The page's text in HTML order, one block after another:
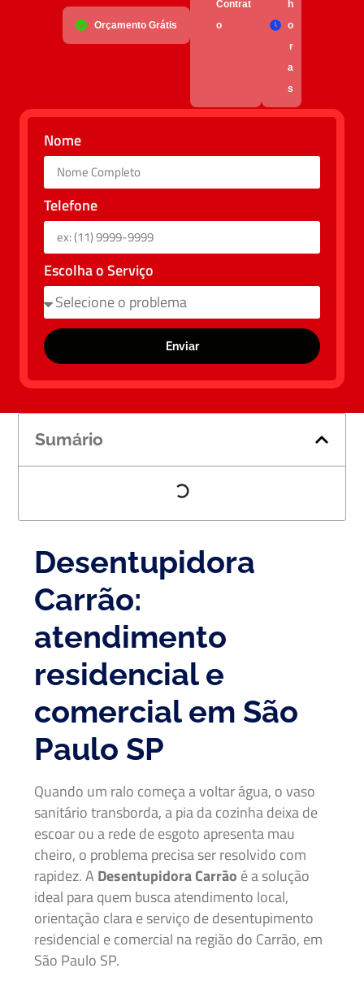
Orçamento Grátis
Contrat
o
h
o
r
a
s
Nome
Telefone
Escolha o Serviço
Enviar
Sumário
Desentupidora
Carrão:
atendimento
residencial e
comercial em São
Paulo SP
Quando um ralo começa a voltar água, o vaso
sanitário transborda, a pia da cozinha deixa de
escoar ou a rede de esgoto apresenta mau
cheiro, o problema precisa ser resolvido com
rapidez. A Desentupidora Carrão é a solução
ideal para quem busca atendimento local,
orientação clara e serviço de desentupimento
residencial e comercial na região do Carrão, em
São Paulo SP.